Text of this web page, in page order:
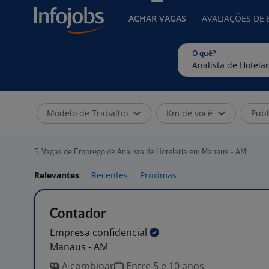
ACHAR VAGAS AVALIAÇÕES DE
O quê?
Modelo de Trabalho Km de você
5 Vagas de Emprego de Analista de Hotelaria em Manaus - AM
Relevantes Recentes Próximas
Contador
Empresa confidencial
Manaus - AM
A combinar
Entre 5 e 10 anos